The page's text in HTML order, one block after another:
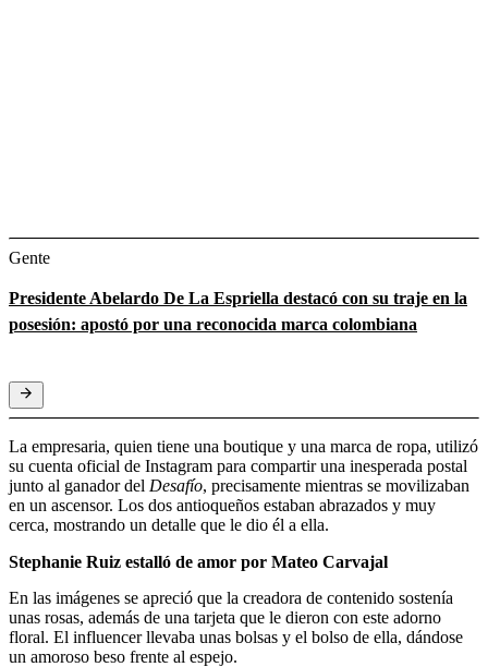
Gente
Presidente Abelardo De La Espriella destacó con su traje en la
posesión: apostó por una reconocida marca colombiana
La empresaria, quien tiene una boutique y una marca de ropa, utilizó
su cuenta oficial de Instagram para compartir una inesperada postal
junto al ganador del Desafío, precisamente mientras se movilizaban
en un ascensor. Los dos antioqueños estaban abrazados y muy
cerca, mostrando un detalle que le dio él a ella.
Stephanie Ruiz estalló de amor por Mateo Carvajal
En las imágenes se apreció que la creadora de contenido sostenía
unas rosas, además de una tarjeta que le dieron con este adorno
floral. El influencer llevaba unas bolsas y el bolso de ella, dándose
un amoroso beso frente al espejo.